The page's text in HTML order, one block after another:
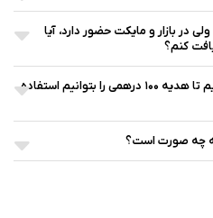
در بازار و مایکت حضور دارد، آیا
آیا حتما باید پلن نصب اپلیکیشن بخریم تا هدیه ۱۰۰ درهمی را بتوانیم استفاده
چه صورت است؟